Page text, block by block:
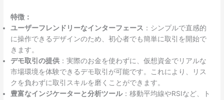
特徴：
ユーザーフレンドリーなインターフェース ：シンプルで直感的
に操作できるデザインのため、初心者でも簡単に取引を開始で
きます。
デモ取引の提供 ：実際のお金を使わずに、仮想資金でリアルな
市場環境を体験できるデモ取引が可能です。これにより、リス
クを負わずに取引スキルを磨くことができます。
豊富なインジケーターと分析ツール：移動平均線やRSIなど、ト